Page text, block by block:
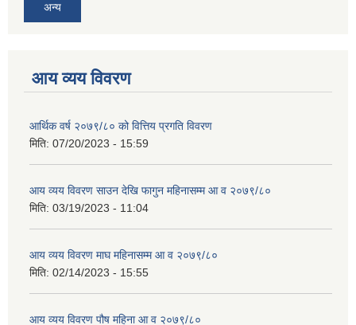
अन्य
आय व्यय विवरण
आर्थिक वर्ष २०७९/८० को वित्तिय प्रगति विवरण
मिति: 07/20/2023 - 15:59
आय व्यय विवरण साउन देखि फागुन महिनासम्म आ व २०७९/८०
मिति: 03/19/2023 - 11:04
आय व्यय विवरण माघ महिनासम्म आ व २०७९/८०
मिति: 02/14/2023 - 15:55
आय व्यय विवरण पौष महिना आ व २०७९/८०